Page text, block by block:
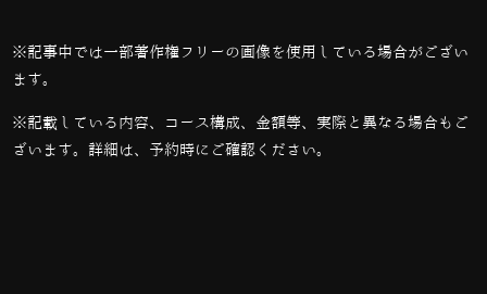
※記事中では一部著作権フリーの画像を使用している場合がござい
ます。
※記載している内容、コース構成、金額等、実際と異なる場合もご
ざいます。詳細は、予約時にご確認ください。